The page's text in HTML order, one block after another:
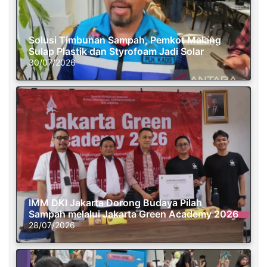
Solusi Timbunan Sampah, Pemkot Malang
Sulap Plastik dan Styrofoam Jadi Solar
30/07/2026
IMM DKI Jakarta Dorong Budaya Pilah
Sampah melalui Jakarta Green Academy 2026
28/07/2026